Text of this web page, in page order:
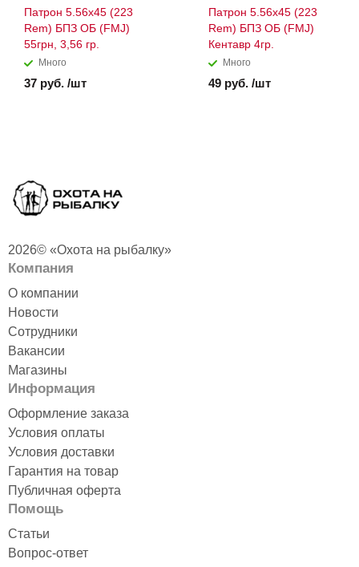
Патрон 5.56x45 (223
Rem) БПЗ ОБ (FMJ)
55грн, 3,56 гр.
Много
37 руб. /шт
Патрон 5.56x45 (223
Rem) БПЗ ОБ (FMJ)
Кентавр 4гр.
Много
49 руб. /шт
2026© «Охота на рыбалку»
Компания
О компании
Новости
Сотрудники
Вакансии
Магазины
Информация
Оформление заказа
Условия оплаты
Условия доставки
Гарантия на товар
Публичная оферта
Помощь
Статьи
Вопрос-ответ